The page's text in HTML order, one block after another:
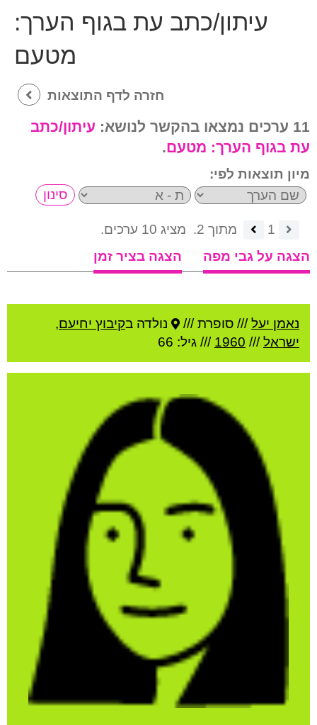
עיתון/כתב עת בגוף הערך:
מטעם
חזרה לדף התוצאות
11 ערכים נמצאו בהקשר לנושא:
עיתון/כתב
עת בגוף הערך: מטעם.
מיון תוצאות לפי:
1 מתוך 2.
מציג 10 ערכים.
הצגה על גבי מפה
הצגה בציר זמן
נאמן יעל/// סופרת /// נולדה בקיבוץ יחיעם,
ישראל///
1960 /// גיל: 66